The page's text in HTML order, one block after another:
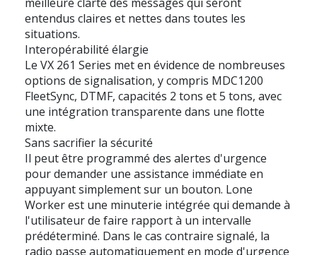
entendus claires et nettes dans toutes les
situations.
Interopérabilité élargie
Le VX 261 Series met en évidence de nombreuses
options de signalisation, y compris MDC1200
FleetSync, DTMF, capacités 2 tons et 5 tons, avec
une intégration transparente dans une flotte
mixte.
Sans sacrifier la sécurité
Il peut être programmé des alertes d'urgence
pour demander une assistance immédiate en
appuyant simplement sur un bouton. Lone
Worker est une minuterie intégrée qui demande à
l'utilisateur de faire rapport à un intervalle
prédéterminé. Dans le cas contraire signalé, la
radio passe automatiquement en mode d'urgence